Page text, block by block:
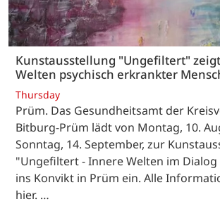
Kunstausstellung "Ungefiltert"
Welten psychisch erkrankter
Thursday
Prüm. Das Gesundheitsamt der
Bitburg-Prüm lädt von Montag, 10.
Sonntag, 14. September, zur
"Ungefiltert - Innere Welten im Dialog
ins Konvikt in Prüm ein. Alle
hier. …